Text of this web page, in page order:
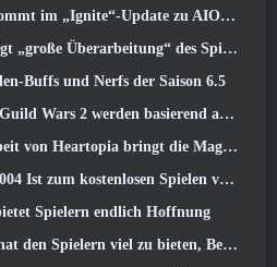
„Ignite“-Update zu AION Classic EU
des Spielerfortschrittssystems von Soulframe an
Buffs und Nerfs der Saison 6.5
basierend auf dem Feedback der Spieler überarbeitet
bringt die Magie der Freundschaft meines kleinen Ponys
verfügbar und Epic wird niemanden deswegen verklagen
Spielern endlich Hoffnung
Spielern viel zu bieten, Besonders lustig